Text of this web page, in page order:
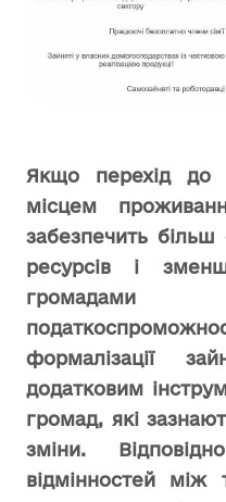
Якщо перехід до
місцем
забезпечить більш
ресурсів і
формалізації
додатковим
громад, які
зміни.
відмінностей між